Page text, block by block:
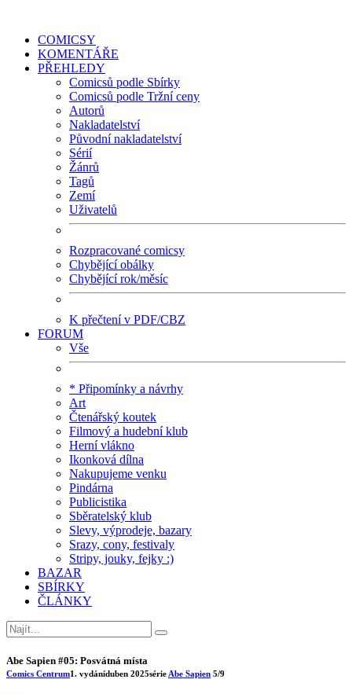
COMICSY
KOMENTÁŘE
PŘEHLEDY
Comicsů podle Sbírky
Comicsů podle Tržní ceny
Autorů
Nakladatelství
Původní nakladatelství
Sérií
Žánrů
Tagů
Zemí
Uživatelů
Rozpracované comicsy
Chybějící obálky
Chybějící rok/měsíc
K přečtení v PDF/CBZ
FORUM
Vše
* Připomínky a návrhy
Art
Čtenářský koutek
Filmový a hudební klub
Herní vlákno
Ikonková dílna
Nakupujeme venku
Pindárna
Publicistika
Sběratelský klub
Slevy, výprodeje, bazary
Srazy, cony, festivaly
Stripy, jouky, fejky :)
BAZAR
SBÍRKY
ČLÁNKY
Abe Sapien #05: Posvátná místa
Comics Centrum1. vydáníduben 2025série Abe Sapien 5/9